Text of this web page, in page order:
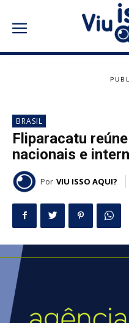
BRASIL
Fliparacatu
nacionais e
Por VIU ISSO AQUI?